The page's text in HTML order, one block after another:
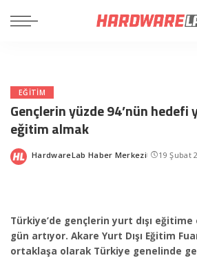
EĞITIM
Gençlerin yüzde 94’nün hedefi
eğitim almak
Posted
HardwareLab Haber Merkezi 19 Şubat
Türkiye’de gençlerin yurt dışı
gün artıyor. Akare Yurt Dışı Eğitim
ortaklaşa olarak Türkiye genelinde